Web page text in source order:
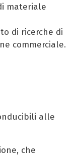
materiale
di ricerche di
commerciale.
alle
che